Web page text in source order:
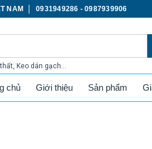
NAM 0931949286 - 0987939906
Keo dán gạch...
chủ Giới thiệu Sản phẩm